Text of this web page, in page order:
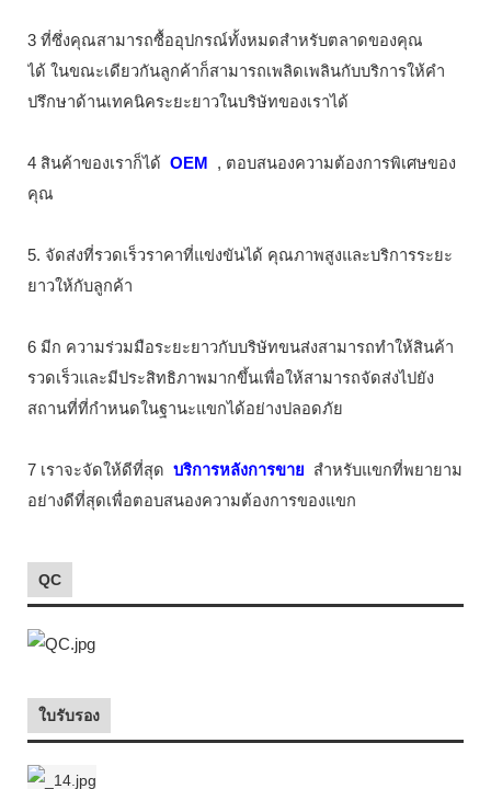
3 ที่ซึ่งคุณสามารถซื้ออุปกรณ์ทั้งหมดสำหรับตลาดของคุณ
ได้ ในขณะเดียวกันลูกค้าก็สามารถเพลิดเพลินกับบริการให้คำ
ปรึกษาด้านเทคนิคระยะยาวในบริษัทของเราได้
4 สินค้าของเราก็ได้ OEM
, ตอบสนองความต้องการพิเศษของ
คุณ
5. จัดส่งที่รวดเร็วราคาที่แข่งขันได้ คุณภาพสูงและบริการระยะ
ยาวให้กับลูกค้า
6 มีก ความร่วมมือระยะยาวกับบริษัทขนส่งสามารถทำให้สินค้า
รวดเร็วและมีประสิทธิภาพมากขึ้นเพื่อให้สามารถจัดส่งไปยัง
สถานที่ที่กำหนดในฐานะแขกได้อย่างปลอดภัย
7 เราจะจัดให้ดีที่สุด บริการหลังการขาย
สำหรับแขกที่พยายาม
อย่างดีที่สุดเพื่อตอบสนองความต้องการของแขก
QC
ใบรับรอง